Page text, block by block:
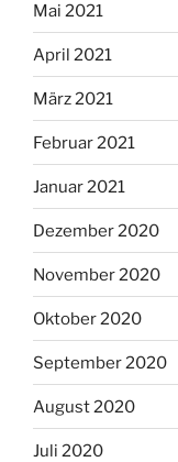
Mai 2021
April 2021
März 2021
Februar 2021
Januar 2021
Dezember 2020
November 2020
Oktober 2020
September 2020
August 2020
Juli 2020